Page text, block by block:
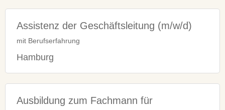
Assistenz der Geschäftsleitung (m/w/d)
mit Berufserfahrung
Hamburg
Ausbildung zum Fachmann für